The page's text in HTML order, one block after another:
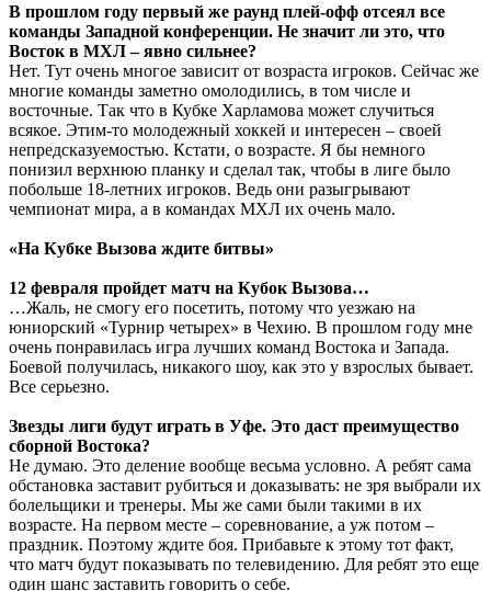
В прошлом году первый же раунд плей-офф отсеял все
команды Западной конференции. Не значит ли это, что
Восток в МХЛ – явно сильнее?
Нет. Тут очень многое зависит от возраста игроков. Сейчас же
многие команды заметно омолодились, в том числе и
восточные. Так что в Кубке Харламова может случиться
всякое. Этим-то молодежный хоккей и интересен – своей
непредсказуемостью. Кстати, о возрасте. Я бы немного
понизил верхнюю планку и сделал так, чтобы в лиге было
побольше 18-летних игроков. Ведь они разыгрывают
чемпионат мира, а в командах МХЛ их очень мало.
«На Кубке Вызова ждите битвы»
12 февраля пройдет матч на Кубок Вызова…
…Жаль, не смогу его посетить, потому что уезжаю на
юниорский «Турнир четырех» в Чехию. В прошлом году мне
очень понравилась игра лучших команд Востока и Запада.
Боевой получилась, никакого шоу, как это у взрослых бывает.
Все серьезно.
Звезды лиги будут играть в Уфе. Это даст преимущество
сборной Востока?
Не думаю. Это деление вообще весьма условно. А ребят сама
обстановка заставит рубиться и доказывать: не зря выбрали их
болельщики и тренеры. Мы же сами были такими в их
возрасте. На первом месте – соревнование, а уж потом –
праздник. Поэтому ждите боя. Прибавьте к этому тот факт,
что матч будут показывать по телевидению. Для ребят это еще
один шанс заставить говорить о себе.